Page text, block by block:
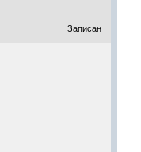
Записан